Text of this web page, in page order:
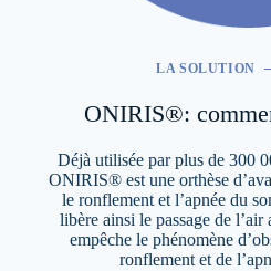
LA SOLUTION
ONIRIS®:
Déjà utilisée par plus de 300
ONIRIS® est une orthèse
le ronflement et l’apnée du
libère ainsi le passage de
empêche le phénomène
ronflement et de